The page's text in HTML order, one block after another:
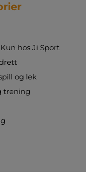
hos Ji Sport
og lek
trening